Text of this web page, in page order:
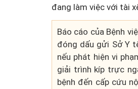
đang làm việc với tài
Báo cáo của Bệnh
đóng dấu gửi Sở Y
nếu phát hiện vi
giải trình kíp trực
bệnh đến cấp cứu